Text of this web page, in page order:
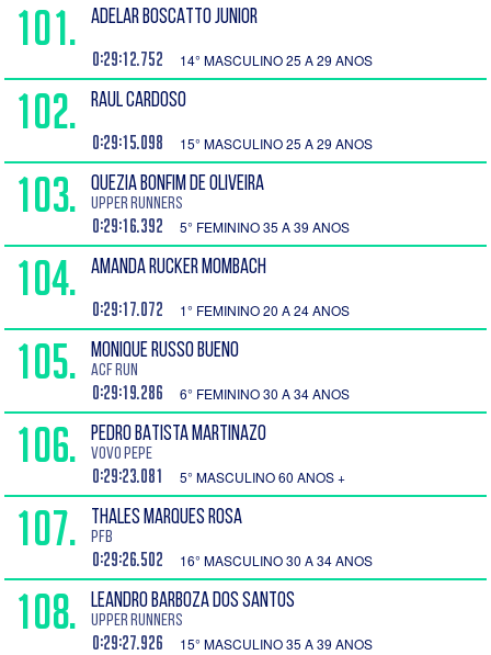
101. ADELAR BOSCATTO JUNIOR
0:29:12.752 14° MASCULINO 25 A 29 ANOS
102. RAUL CARDOSO
0:29:15.098 15° MASCULINO 25 A 29 ANOS
103. QUEZIA BONFIM DE OLIVEIRA
Upper Runners
0:29:16.392 5° FEMININO 35 A 39 ANOS
104. AMANDA RUCKER MOMBACH
0:29:17.072 1° FEMININO 20 A 24 ANOS
105. MONIQUE RUSSO BUENO
ACF RUN
0:29:19.286 6° FEMININO 30 A 34 ANOS
106. PEDRO BATISTA MARTINAZO
Vovo Pepe
0:29:23.081 5° MASCULINO 60 ANOS +
107. THALES MARQUES ROSA
PFB
0:29:26.502 16° MASCULINO 30 A 34 ANOS
108. LEANDRO BARBOZA DOS SANTOS
UPPER RUNNERS
0:29:27.926 15° MASCULINO 35 A 39 ANOS